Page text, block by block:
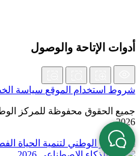
أدوات الإتاحة والوصول
شروط استخدام الموقع سياسة
جميع الحقوق محفوظة للمركز
2026